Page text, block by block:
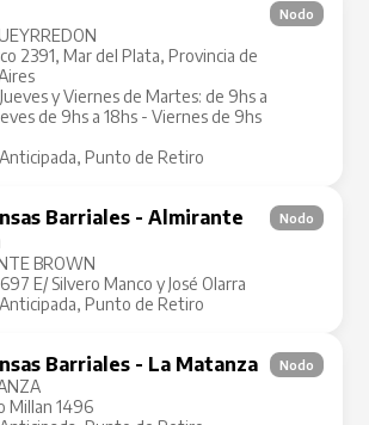
2391, Mar del Plata, Provincia de
y Viernes de Martes: de 9hs a
de 9hs a 18hs - Viernes de 9hs
Punto de Retiro
Nodo
Barriales - Almirante
BROWN
E/ Silvero Manco y José Olarra
Punto de Retiro
Nodo
Barriales - La Matanza
Millan 1496
Nodo